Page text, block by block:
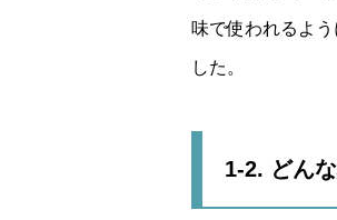
味で使われるよ
した。
1-2. どん